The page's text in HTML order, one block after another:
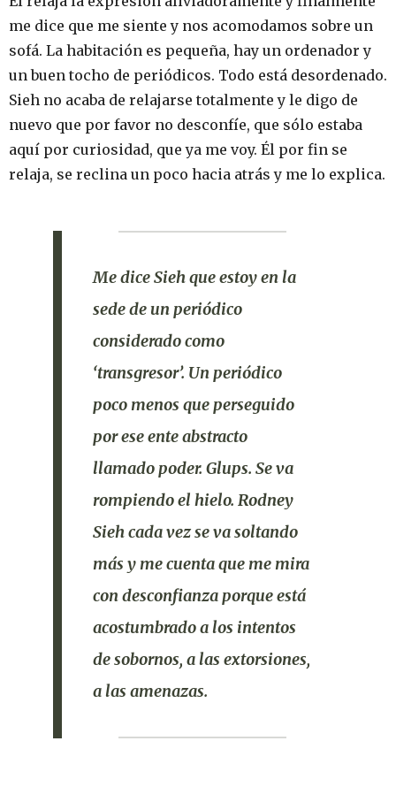
me dice que me siente y nos acomodamos sobre un
sofá. La habitación es pequeña, hay un ordenador y
un buen tocho de periódicos. Todo está desordenado.
Sieh no acaba de relajarse totalmente y le digo de
nuevo que por favor no desconfíe, que sólo estaba
aquí por curiosidad, que ya me voy. Él por fin se
relaja, se reclina un poco hacia atrás y me lo explica.
Me dice Sieh que estoy en la
sede de un periódico
considerado como
‘transgresor’. Un periódico
poco menos que perseguido
por ese ente abstracto
llamado poder. Glups. Se va
rompiendo el hielo. Rodney
Sieh cada vez se va soltando
más y me cuenta que me mira
con desconfianza porque está
acostumbrado a los intentos
de sobornos, a las extorsiones,
a las amenazas.